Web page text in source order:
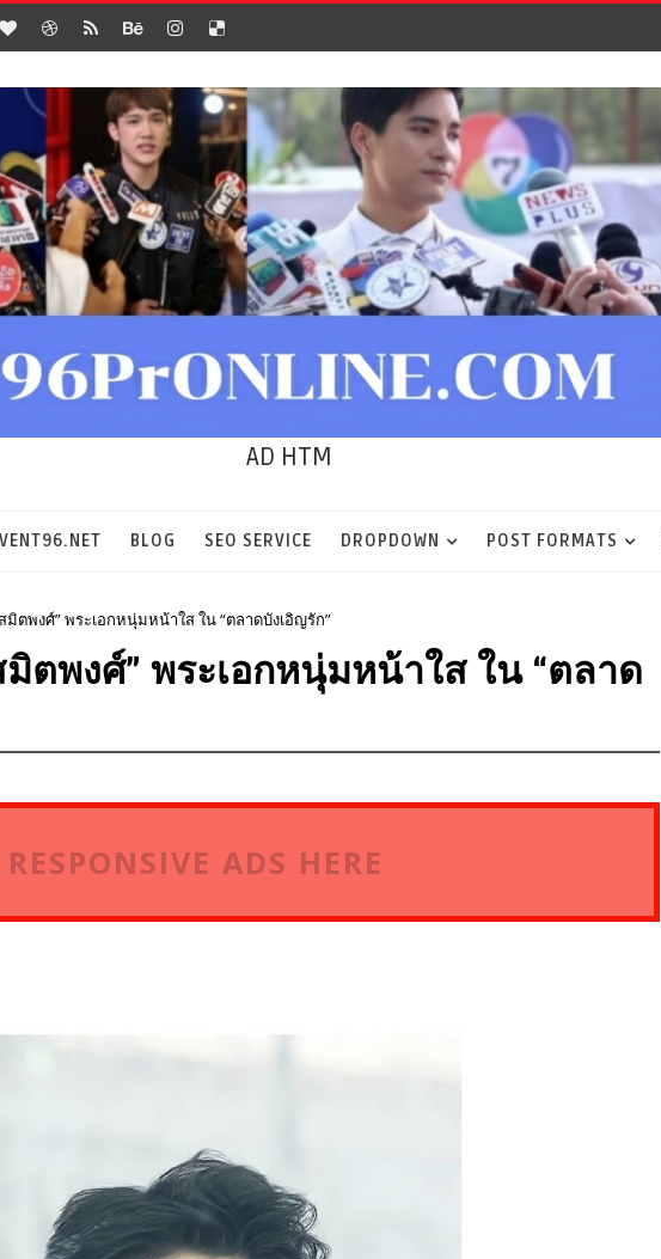
AD HTM
BLOG SEO SERVICE DROPDOWN POST FORMATS
มิตพงศ์” พระเอกหนุ่มหน้าใส ใน “ตลาดบังเอิญรัก”
มิตพงศ์” พระเอกหนุ่มหน้าใส ใน “ตลาด
RESPONSIVE ADS HERE